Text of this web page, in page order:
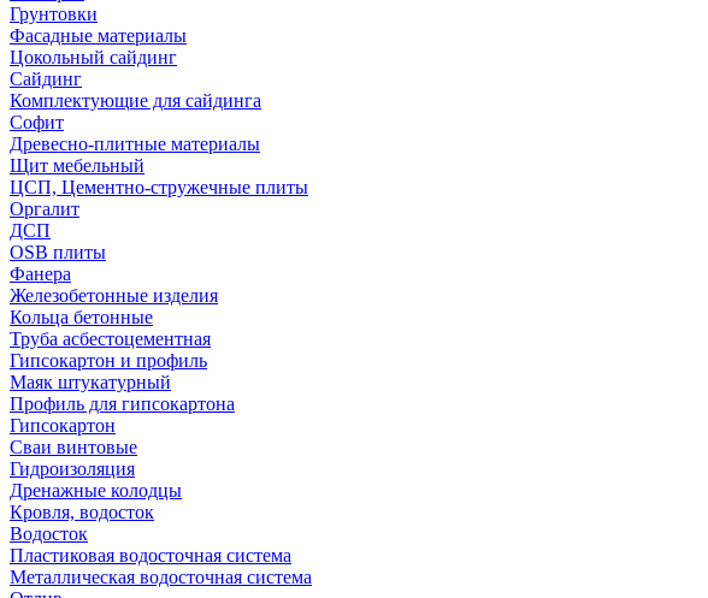
Грунтовки
Фасадные материалы
Цокольный сайдинг
Сайдинг
Комплектующие для сайдинга
Софит
Древесно-плитные материалы
Щит мебельный
ЦСП, Цементно-стружечные плиты
Оргалит
ДСП
OSB плиты
Фанера
Железобетонные изделия
Кольца бетонные
Труба асбестоцементная
Гипсокартон и профиль
Маяк штукатурный
Профиль для гипсокартона
Гипсокартон
Сваи винтовые
Гидроизоляция
Дренажные колодцы
Кровля, водосток
Водосток
Пластиковая водосточная система
Металлическая водосточная система